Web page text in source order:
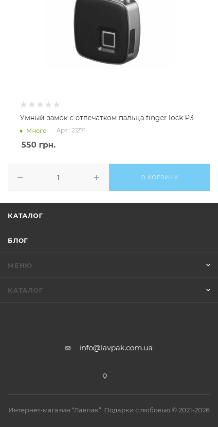
Умный замок с отпечатком пальца finger lock P3
Много Арт.: 21271
550 грн.
В КОРЗИНУ
КАТАЛОГ
БЛОГ
МЕНЮ
КАТАЛОГ
info@lavpak.com.ua
Интернет-магазин “Лавпак”. Подарки с любовью © 2021-2026